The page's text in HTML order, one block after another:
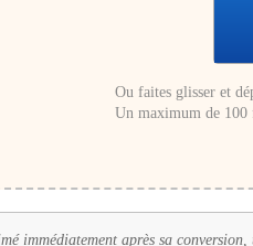
Ou faites glisser et
Un maximum de 100
immédiatement après sa